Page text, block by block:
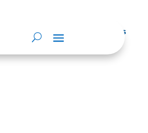
vigentes exigidos
de control o auditoría